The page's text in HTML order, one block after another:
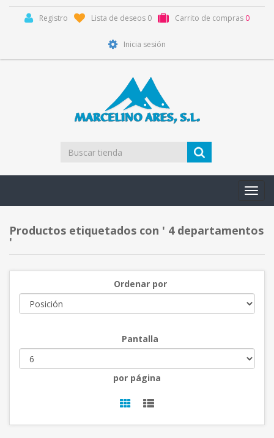
Registro Lista de deseos 0 Carrito de compras 0
Inicia sesión
Productos etiquetados con ' 4 departamentos
'
Ordenar por
Pantalla
por página